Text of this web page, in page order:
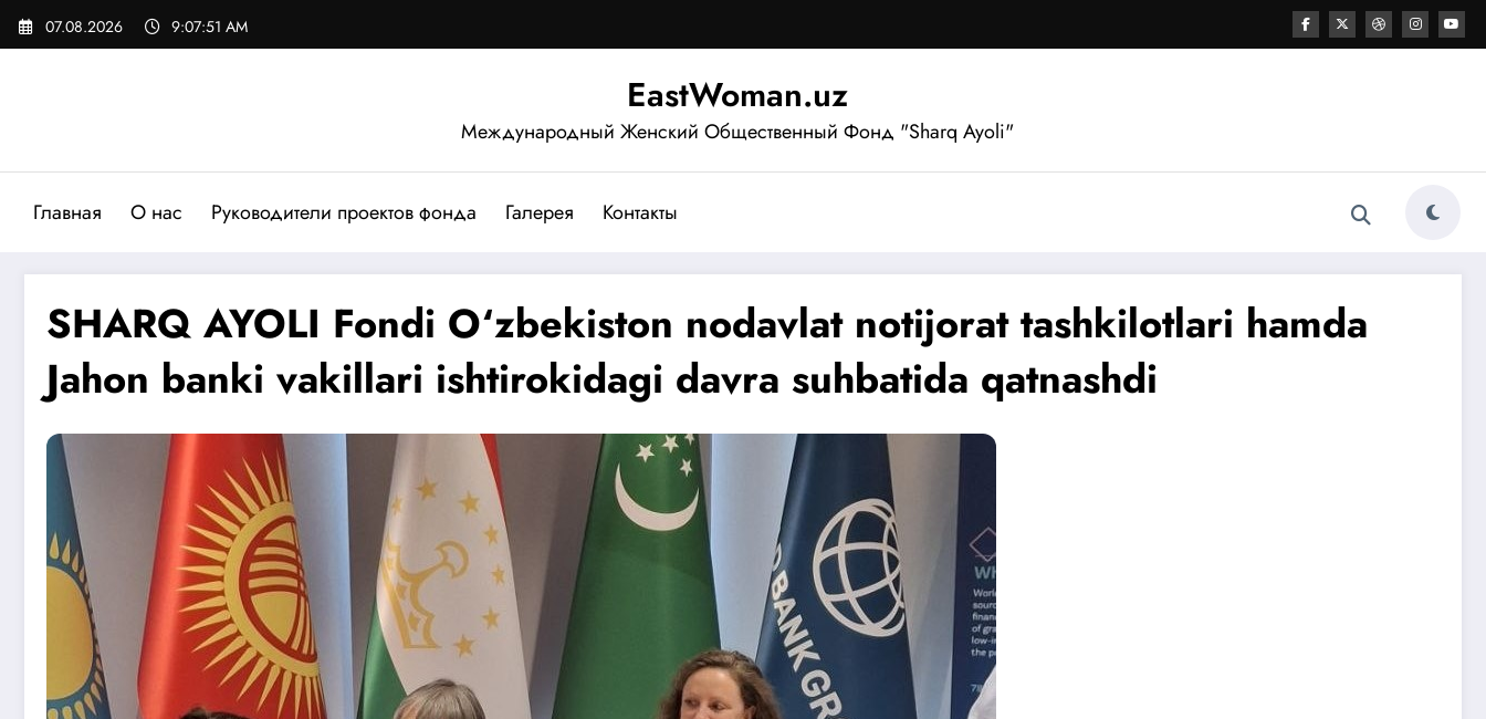
Перейти
07.08.2026 9:07:52 AM
EastWoman.uz
Международный Женский Общественный Фонд "Sharq Ayoli"
Главная О нас Руководители проектов фонда Галерея Контакты
SHARQ AYOLI Fondi O‘zbekiston nodavlat notijorat tashkilotlari hamda
Jahon banki vakillari ishtirokidagi davra suhbatida qatnashdi